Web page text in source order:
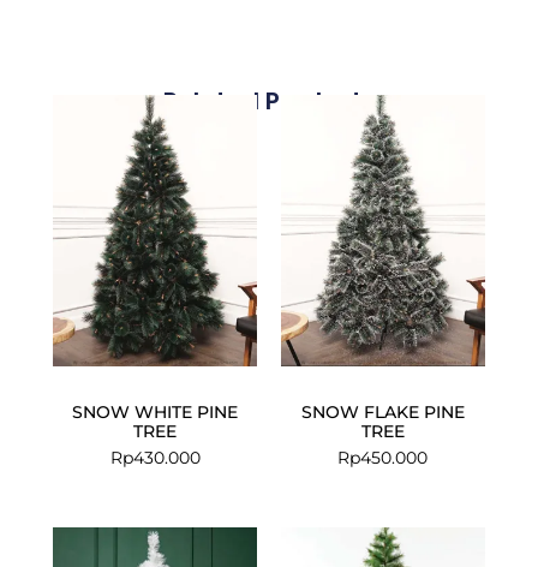
Related Products
SNOW WHITE PINE
TREE
Rp430.000
SNOW FLAKE PINE
TREE
Rp450.000